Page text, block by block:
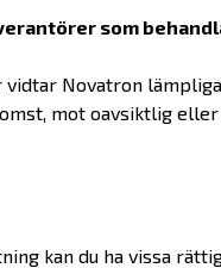
som
Novatron
mot oavsiktlig
kan du ha vissa